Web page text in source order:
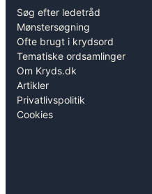
Søg efter ledetråd
Mønstersøgning
Ofte brugt i krydsord
Tematiske ordsamlinger
Om Kryds.dk
Artikler
Privatlivspolitik
Cookies